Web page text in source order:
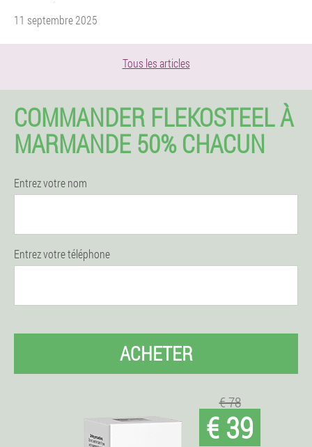
11 septembre 2025
Tous les articles
COMMANDER FLEKOSTEEL À
MARMANDE 50% CHACUN
Entrez votre nom
Entrez votre téléphone
ACHETER
€ 78
€ 39